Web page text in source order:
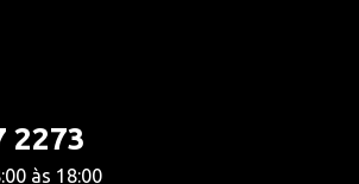
2273
às 18:00